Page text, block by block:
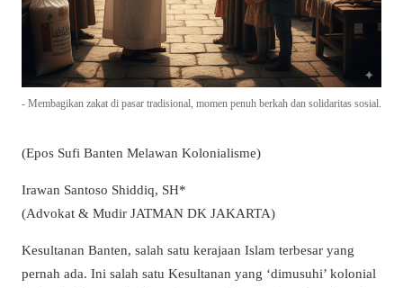
- Membagikan zakat di pasar tradisional, momen penuh berkah dan solidaritas sosial.
(Epos Sufi Banten Melawan Kolonialisme)
Irawan Santoso Shiddiq, SH*
(Advokat & Mudir JATMAN DK JAKARTA)
Kesultanan Banten, salah satu kerajaan Islam terbesar yang
pernah ada. Ini salah satu Kesultanan yang ‘dimusuhi’ kolonial